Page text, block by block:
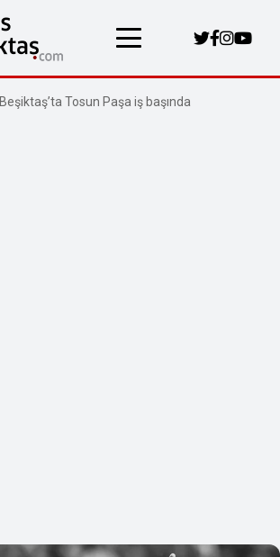
Beşiktaş’ta Tosun Paşa iş başında